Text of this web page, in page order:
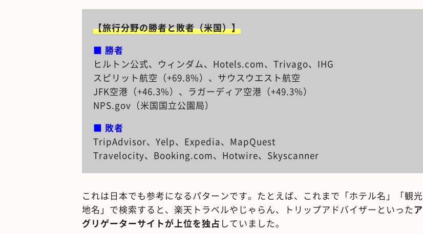
【旅行分野の勝者と敗者（米国）】
■ 勝者
ヒルトン公式、ウィンダム、Hotels.com、Trivago、IHG
スピリット航空（+69.8%）、サウスウエスト航空
JFK空港（+46.3%）、ラガーディア空港（+49.3%）
NPS.gov（米国国立公園局）
■ 敗者
TripAdvisor、Yelp、Expedia、MapQuest
Travelocity、Booking.com、Hotwire、Skyscanner
これは日本でも参考になるパターンです。たとえば、これまで「ホテル名」「観光
地名」で検索すると、楽天トラベルやじゃらん、トリップアドバイザーといったア
グリゲーターサイトが上位を独占 していました。